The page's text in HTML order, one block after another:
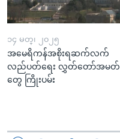
၁၄ မတ္၊ ၂၀၂၅
အမေရိကန်အစိုးရဆက်လက်
လည်ပတ်ရေး လွှတ်တော်အမတ်
တွေ ကြိုးပမ်း